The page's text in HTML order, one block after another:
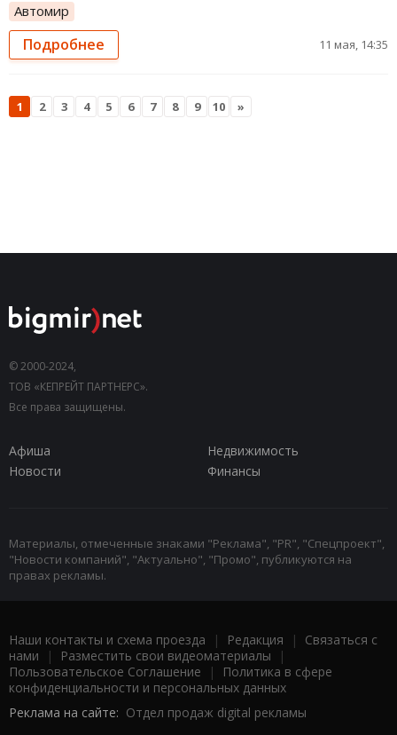
Автомир
Подробнее 11 мая, 14:35
1 2 3 4 5 6 7 8 9 10 »
© 2000-2024,
ТОВ «КЕПРЕЙТ ПАРТНЕРС».
Все права защищены.
Афиша
Недвижимость
Новости
Финансы
Материалы, отмеченные знаками "Реклама", "PR", "Спецпроект",
"Новости компаний", "Актуально", "Промо", публикуются на
правах рекламы.
Наши контакты и схема проезда | Редакция | Связаться с
нами | Разместить свои видеоматериалы |
Пользовательское Соглашение |
Политика в сфере
конфиденциальности и персональных данных
Реклама на сайте: Отдел продаж digital рекламы